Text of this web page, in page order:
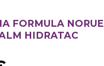
FORMULA
HIDRATAC